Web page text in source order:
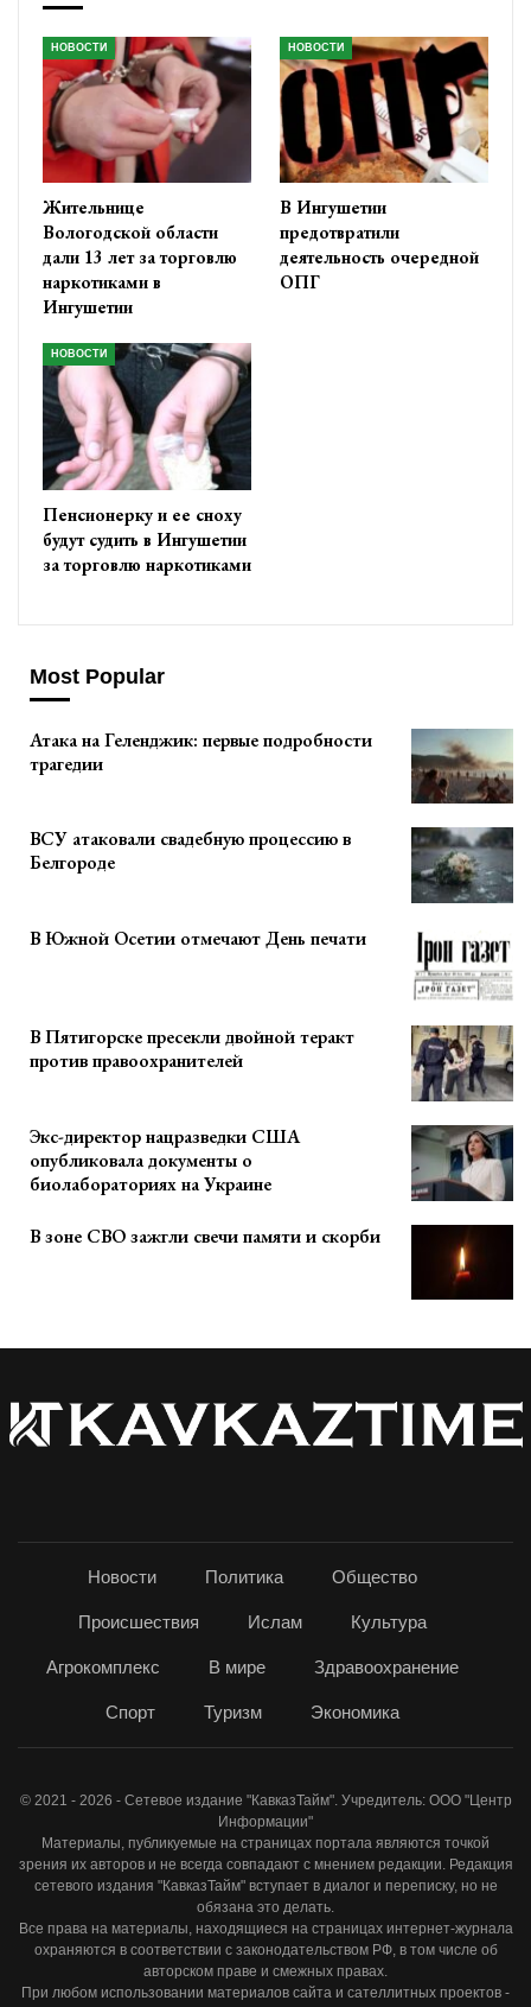
НОВОСТИ
Жительнице
Вологодской области
дали 13 лет за торговлю
наркотиками в
Ингушетии
НОВОСТИ
В Ингушетии
предотвратили
деятельность очередной
ОПГ
НОВОСТИ
Пенсионерку и ее сноху
будут судить в Ингушетии
за торговлю наркотиками
Most Popular
Атака на Геленджик: первые подробности
трагедии
ВСУ атаковали свадебную процессию в
Белгороде
В Южной Осетии отмечают День печати
В Пятигорске пресекли двойной теракт
против правоохранителей
Экс-директор нацразведки США
опубликовала документы о
биолабораториях на Украине
В зоне СВО зажгли свечи памяти и скорби
Новости Политика Общество
Происшествия Ислам Культура
Агрокомплекс В мире Здравоохранение
Спорт Туризм Экономика
© 2021 - 2026 - Сетевое издание "КавказТайм". Учредитель: ООО "Центр
Информации"
Материалы, публикуемые на страницах портала являются точкой
зрения их авторов и не всегда совпадают с мнением редакции. Редакция
сетевого издания "КавказТайм" вступает в диалог и переписку, но не
обязана это делать.
Все права на материалы, находящиеся на страницах интернет-журнала
охраняются в соответствии с законодательством РФ, в том числе об
авторском праве и смежных правах.
При любом использовании материалов сайта и сателлитных проектов -